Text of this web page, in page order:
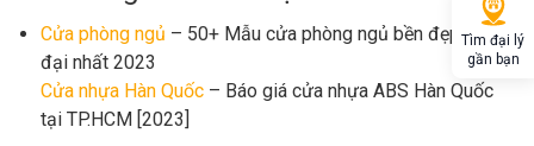
Cửa phòng ngủ – 50+ Mẫu cửa phòng ngủ bền đẹp, hiện
đại nhất 2023
Cửa nhựa Hàn Quốc – Báo giá cửa nhựa ABS Hàn Quốc
tại TP.HCM [2023]
Tìm đại lý
gần bạn